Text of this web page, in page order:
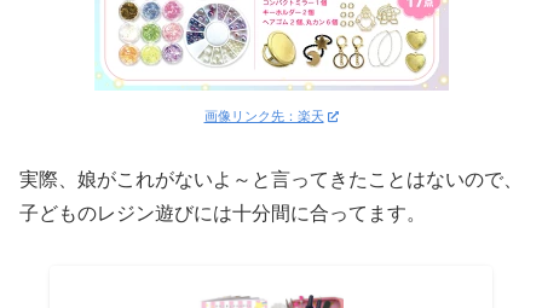
画像リンク先：楽天
実際、娘がこれがないよ～と言ってきたことはないので、
子どものレジン遊びには十分間に合ってます。